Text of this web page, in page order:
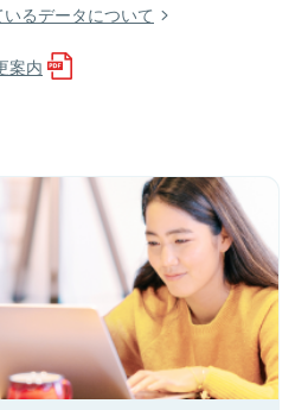
るデータについて
案内